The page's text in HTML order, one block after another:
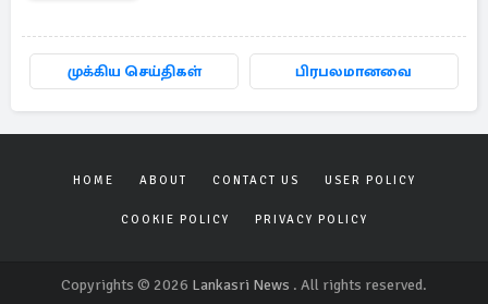
முக்கிய செய்திகள் பிரபலமானவை
HOME ABOUT CONTACT US USER POLICY
COOKIE POLICY PRIVACY POLICY
Copyrights © 2026 Lankasri News . All rights reserved.